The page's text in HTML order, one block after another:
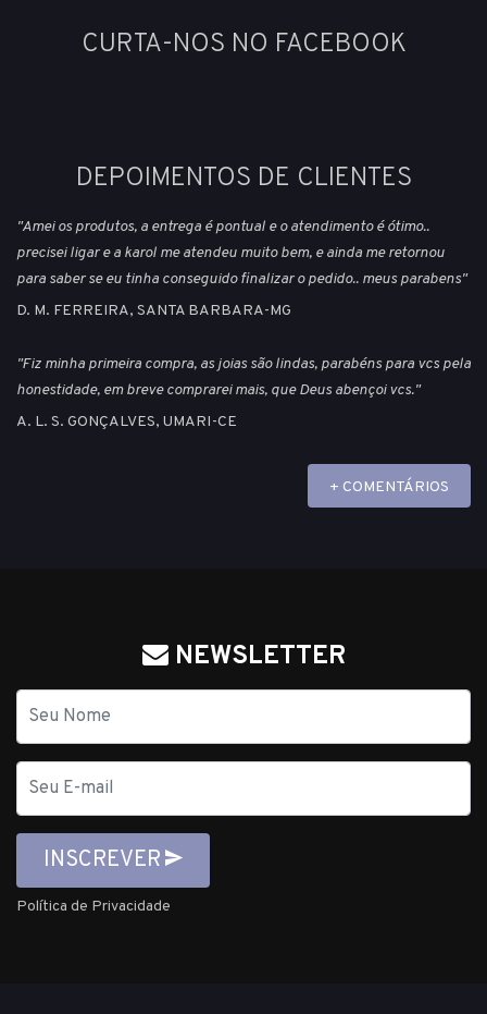
CURTA-NOS NO FACEBOOK
DEPOIMENTOS DE CLIENTES
"Amei os produtos, a entrega é pontual e o atendimento é ótimo..
precisei ligar e a karol me atendeu muito bem, e ainda me retornou
para saber se eu tinha conseguido finalizar o pedido.. meus parabens"
D. M. FERREIRA, SANTA BARBARA-MG
"Fiz minha primeira compra, as joias são lindas, parabéns para vcs pela
honestidade, em breve comprarei mais, que Deus abençoi vcs."
A. L. S. GONÇALVES, UMARI-CE
+ COMENTÁRIOS
NEWSLETTER
mail
INSCREVER
Política de Privacidade